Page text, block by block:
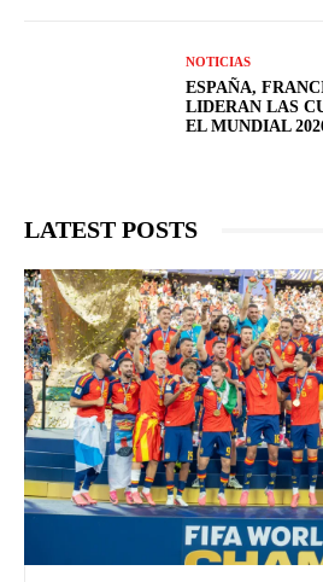
NOTICIAS
ESPAÑA,
LIDERAN LAS
EL MUNDIAL
LATEST POSTS